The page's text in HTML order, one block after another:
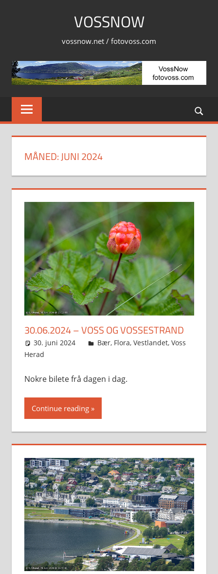
VOSSNOW
vossnow.net / fotovoss.com
MÅNED:JUNI 2024
30.06.2024 – VOSS OG VOSSESTRAND
30. juni 2024 Svein
Bær, Flora, Vestlandet, Voss
Herad
Nokre bilete frå dagen i dag.
Continue reading